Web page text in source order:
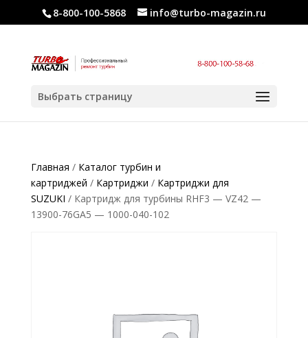
8-800-100-5868 info@turbo-magazin.ru
Выбрать страницу
Главная / Каталог турбин и
картриджей / Картриджи / Картриджи для
SUZUKI / Картридж для турбины RHF3 — VZ42 —
13900-76GA5 — 1000-040-102